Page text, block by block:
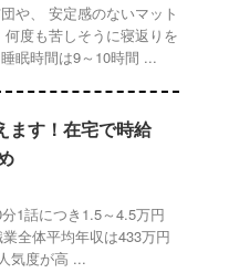
や、 安定感のないマット
度も苦しそうに寝返りを
眠時間は9～10時間 ...
ます！在宅で時給
1話につき1.5～4.5万円
全体平均年収は433万円
気度が高 ...